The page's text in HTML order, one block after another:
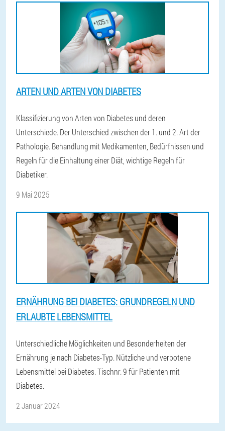
ARTEN UND ARTEN VON DIABETES
Klassifizierung von Arten von Diabetes und deren
Unterschiede. Der Unterschied zwischen der 1. und 2. Art der
Pathologie. Behandlung mit Medikamenten, Bedürfnissen und
Regeln für die Einhaltung einer Diät, wichtige Regeln für
Diabetiker.
9 Mai 2025
ERNÄHRUNG BEI DIABETES: GRUNDREGELN UND
ERLAUBTE LEBENSMITTEL
Unterschiedliche Möglichkeiten und Besonderheiten der
Ernährung je nach Diabetes-Typ. Nützliche und verbotene
Lebensmittel bei Diabetes. Tischnr. 9 für Patienten mit
Diabetes.
2 Januar 2024